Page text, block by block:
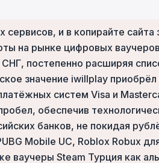
сервисов, и в копирайте
на рынке цифровых
СНГ, постепенно расширяя
значение iwillplay
систем Visa и
обеспечив
банков, не покидая
Mobile UC, Roblox Robux
ваучеры Steam Турция как